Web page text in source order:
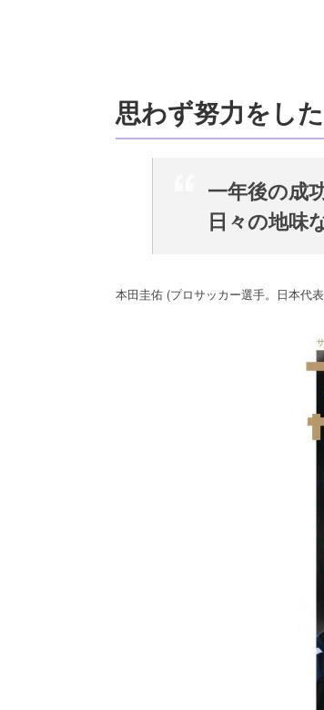
思わず努力をし
一年後の成
日々の地味
本田圭佑 (プロサッカー選手。日本代